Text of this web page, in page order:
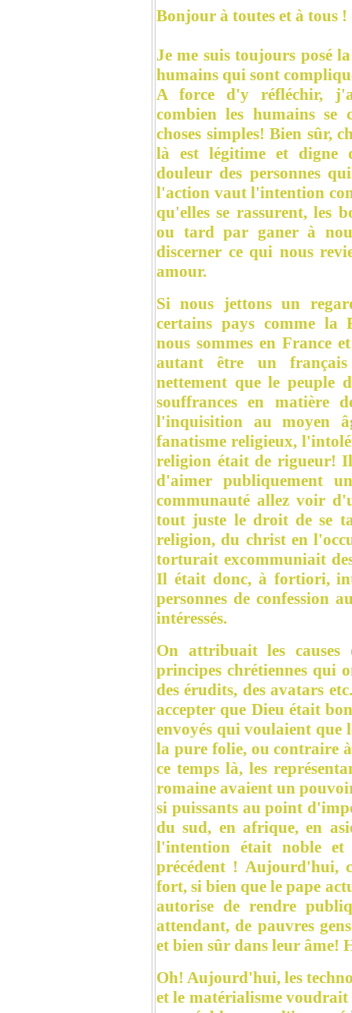
Bonjour à toutes et à tous !
Je me suis toujours posé
humains qui sont
A force d'y réfléchir,
combien les humains
choses simples! Bien sûr,
là est légitime et digne
douleur des personnes
l'action vaut l'intention
qu'elles se rassurent, les
ou tard par ganer à
discerner ce qui nous
amour.
Si nous jettons un
certains pays comme la
nous sommes en France
autant être un
nettement que le peuple
souffrances en matière
l'inquisition au moyen
fanatisme religieux,
religion était de rigueur!
d'aimer publiquement
communauté allez voir
tout juste le droit de se
religion, du christ en
torturait excommuniait
Il était donc, à fortiori,
personnes de confession
intéressés.
On attribuait les
principes chrétiennes qui
des érudits, des avatars
accepter que Dieu était
envoyés qui voulaient que
la pure folie, ou contraire
ce temps là, les
romaine avaient un
si puissants au point
du sud, en afrique, en
l'intention était noble
précédent ! Aujourd'hui,
fort, si bien que le pape
autorise de rendre
attendant, de pauvres
et bien sûr dans leur âme!
Oh! Aujourd'hui, les
et le matérialisme voudrait